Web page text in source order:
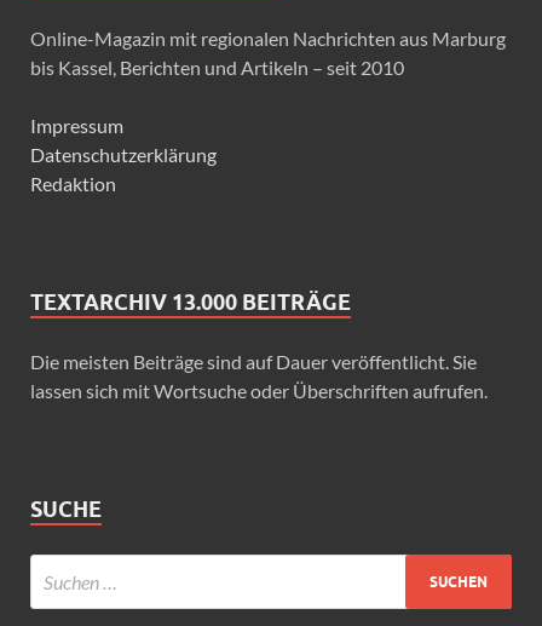
Online-Magazin mit regionalen Nachrichten aus Marburg
bis Kassel, Berichten und Artikeln – seit 2010
Impressum
Datenschutzerklärung
Redaktion
TEXTARCHIV 13.000 BEITRÄGE
Die meisten Beiträge sind auf Dauer veröffentlicht. Sie
lassen sich mit Wortsuche oder Überschriften aufrufen.
SUCHE